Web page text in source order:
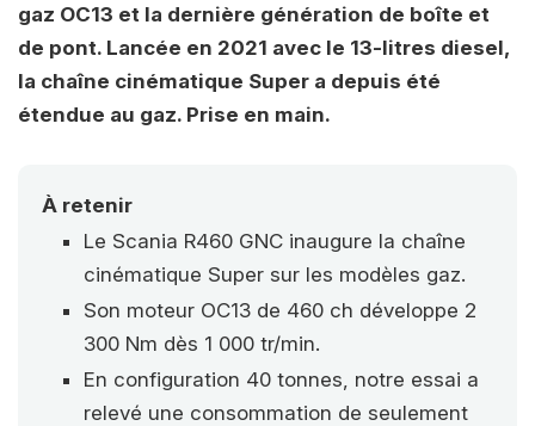
gaz OC13 et la dernière génération de boîte et
de pont. Lancée en 2021 avec le 13-litres diesel,
la chaîne cinématique Super a depuis été
étendue au gaz. Prise en main.
À retenir
Le Scania R460 GNC inaugure la chaîne
cinématique Super sur les modèles gaz.
Son moteur OC13 de 460 ch développe 2
300 Nm dès 1 000 tr/min.
En configuration 40 tonnes, notre essai a
relevé une consommation de seulement